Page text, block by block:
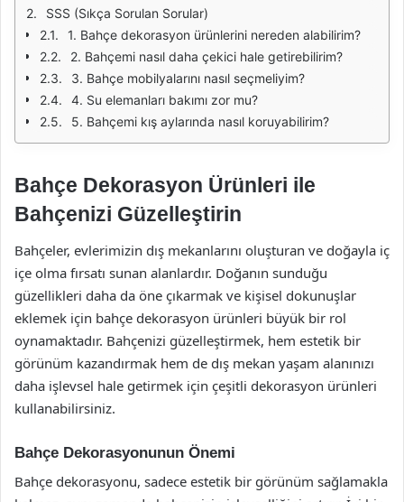
SSS (Sıkça Sorulan Sorular)
1. Bahçe dekorasyon ürünlerini nereden alabilirim?
2. Bahçemi nasıl daha çekici hale getirebilirim?
3. Bahçe mobilyalarını nasıl seçmeliyim?
4. Su elemanları bakımı zor mu?
5. Bahçemi kış aylarında nasıl koruyabilirim?
Bahçe Dekorasyon Ürünleri ile
Bahçenizi Güzelleştirin
Bahçeler, evlerimizin dış mekanlarını oluşturan ve doğayla iç
içe olma fırsatı sunan alanlardır. Doğanın sunduğu
güzellikleri daha da öne çıkarmak ve kişisel dokunuşlar
eklemek için bahçe dekorasyon ürünleri büyük bir rol
oynamaktadır. Bahçenizi güzelleştirmek, hem estetik bir
görünüm kazandırmak hem de dış mekan yaşam alanınızı
daha işlevsel hale getirmek için çeşitli dekorasyon ürünleri
kullanabilirsiniz.
Bahçe Dekorasyonunun Önemi
Bahçe dekorasyonu, sadece estetik bir görünüm sağlamakla